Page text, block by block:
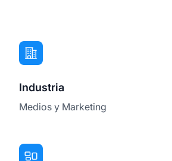
Industria
Medios y Marketing